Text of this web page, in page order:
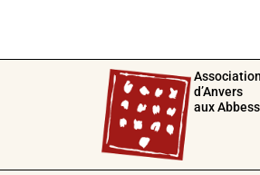
Association
d’Anvers
aux